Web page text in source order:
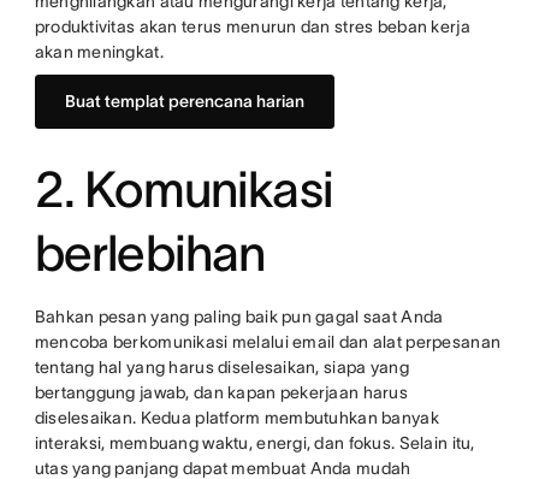
produktivitas akan terus menurun dan stres beban kerja
akan meningkat.
Buat templat perencana harian
2. Komunikasi
berlebihan
Bahkan pesan yang paling baik pun gagal saat Anda
mencoba berkomunikasi melalui email dan alat perpesanan
tentang hal yang harus diselesaikan, siapa yang
bertanggung jawab, dan kapan pekerjaan harus
diselesaikan. Kedua platform membutuhkan banyak
interaksi, membuang waktu, energi, dan fokus. Selain itu,
utas yang panjang dapat membuat Anda mudah